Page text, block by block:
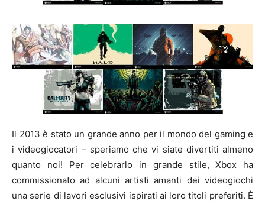
Il 2013 è stato un grande anno per il mondo del gaming e
i videogiocatori – speriamo che vi siate divertiti almeno
quanto noi! Per celebrarlo in grande stile, Xbox ha
commissionato ad alcuni artisti amanti dei videogiochi
una serie di lavori esclusivi ispirati ai loro titoli preferiti. È